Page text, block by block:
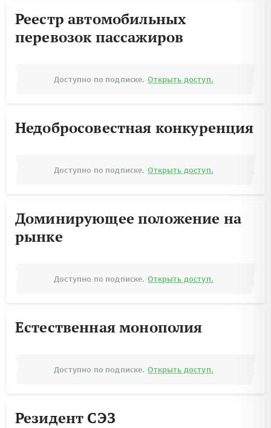
Реестр автомобильных
перевозок пассажиров
Доступно по подписке. Открыть доступ.
Недобросовестная конкуренция
Доступно по подписке. Открыть доступ.
Доминирующее положение на
рынке
Доступно по подписке. Открыть доступ.
Естественная монополия
Доступно по подписке. Открыть доступ.
Резидент СЭЗ